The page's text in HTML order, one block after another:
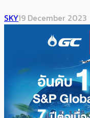
SKY19 December 2023